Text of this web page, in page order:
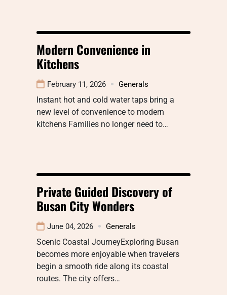
Modern Convenience in
Kitchens
February 11, 2026 Generals
Instant hot and cold water taps bring a
new level of convenience to modern
kitchens Families no longer need to…
Private Guided Discovery of
Busan City Wonders
June 04, 2026 Generals
Scenic Coastal JourneyExploring Busan
becomes more enjoyable when travelers
begin a smooth ride along its coastal
routes. The city offers…